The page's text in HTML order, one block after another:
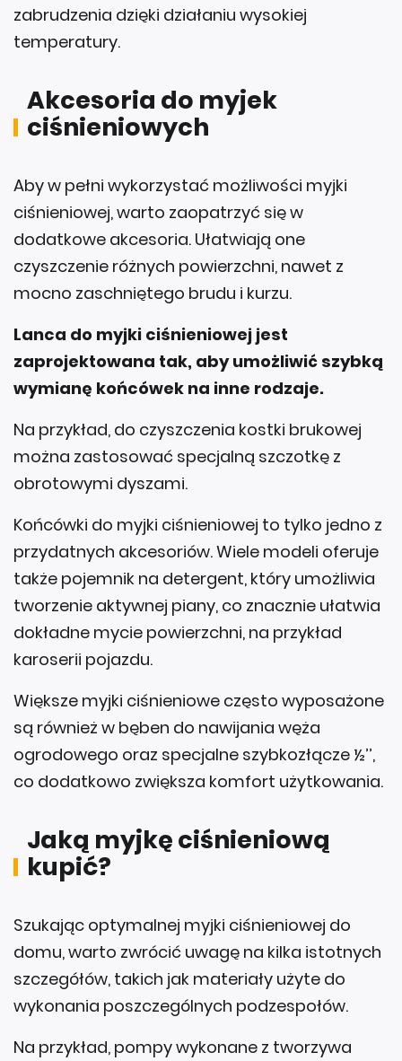
zabrudzenia dzięki działaniu wysokiej
temperatury.
Akcesoria do myjek
ciśnieniowych
Aby w pełni wykorzystać możliwości myjki
ciśnieniowej, warto zaopatrzyć się w
dodatkowe akcesoria. Ułatwiają one
czyszczenie różnych powierzchni, nawet z
mocno zaschniętego brudu i kurzu.
Lanca do myjki ciśnieniowej jest
zaprojektowana tak, aby umożliwić szybką
wymianę końcówek na inne rodzaje.
Na przykład, do czyszczenia kostki brukowej
można zastosować specjalną szczotkę z
obrotowymi dyszami.
Końcówki do myjki ciśnieniowej to tylko jedno z
przydatnych akcesoriów. Wiele modeli oferuje
także pojemnik na detergent, który umożliwia
tworzenie aktywnej piany, co znacznie ułatwia
dokładne mycie powierzchni, na przykład
karoserii pojazdu.
Większe myjki ciśnieniowe często wyposażone
są również w bęben do nawijania węża
ogrodowego oraz specjalne szybkozłącze ½’’,
co dodatkowo zwiększa komfort użytkowania.
Jaką myjkę ciśnieniową
kupić?
Szukając optymalnej myjki ciśnieniowej do
domu, warto zwrócić uwagę na kilka istotnych
szczegółów, takich jak materiały użyte do
wykonania poszczególnych podzespołów.
Na przykład, pompy wykonane z tworzywa